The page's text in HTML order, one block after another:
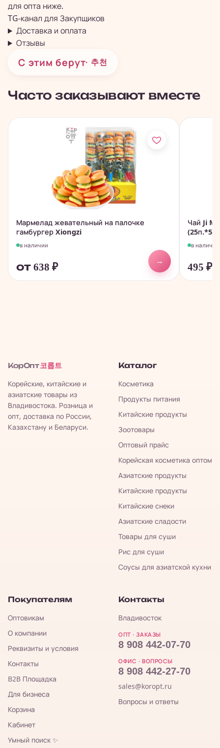
для опта ниже.
TG-канал для Закупщиков
Доставка и оплата
Отзывы
С этим берут· 추천
Часто заказывают вместе
Мармелад жевательный на палочке
гамбургер Xiongzi
в наличии
от 638 ₽
→
Чай Ji
в наличии
495₽
КорОпт 코롭트
Корейские, китайские и
азиатские товары из
Владивостока. Розница и
опт, доставка по России,
Казахстану и Беларуси.
Каталог
Косметика
Продукты питания
Китайские продукты
Зоотовары
Оптовый прайс
Корейская косметика оптом
Азиатские продукты
Китайские продукты
Китайские снеки
Азиатские сладости
Товары для суши
Рис для суши
Соусы для азиатской кухни
Покупателям
Оптовикам
О компании
Реквизиты и условия
Контакты
B2B Площадка
Для бизнеса
Корзина
Кабинет
Умный поиск ✨
Контакты
Владивосток
ОПТ · ЗАКАЗЫ
8 908 442-07-70
ОФИС · ВОПРОСЫ
8 908 442-27-70
sales@koropt.ru
Вопросы и ответы